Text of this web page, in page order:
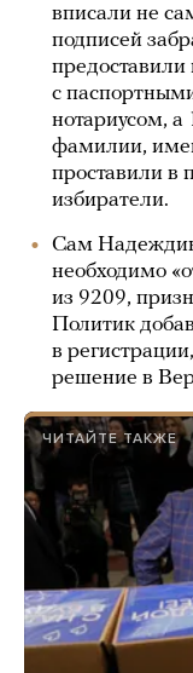
вписали не
подписей
предоставили
с
нотариусом, а
фамилии,
проставили в
избиратели.
Сам Надеждин
необходимо
из 9209,
Политик
в
решение в
ЧИТАЙТЕ ТАКЖЕ